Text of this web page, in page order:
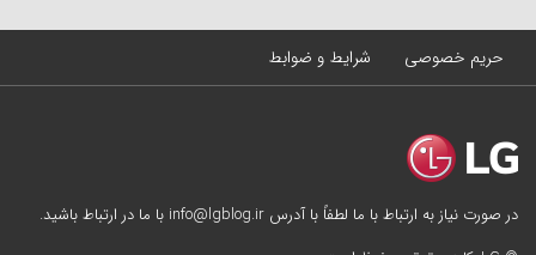
حریم خصوصی شرایط و ضوابط
در صورت نیاز به ارتباط با ما لطفاً با آدرس info@lgblog.ir با ما در ارتباط باشید.